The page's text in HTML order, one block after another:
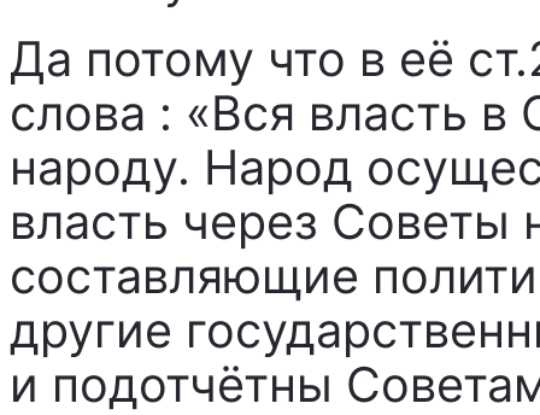
Да потому что в её
слова : «Вся власть
народу. Народ
власть через Советы
составляющие
другие
и подотчётны